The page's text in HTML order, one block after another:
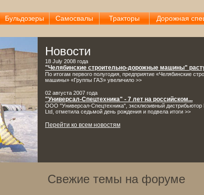
Бульдозеры Самосвалы Тракторы Дорожная
Новости
18 July 2008 года
"Челябинские строительно-дорожные машины"
По итогам первого полугодия, предприятие «Челябинские
машины» «Группы ГАЗ» увеличило >>
02 августа 2007 года
"Универсал-Спецтехника" - 7 лет на российском...
ООО "Универсал-Спецтехника", эксклюзивный дистрибьютор
Ltd, отметила седьмой день рождения и подвела итоги >>
Перейти ко всем новостям
Свежие темы на форуме